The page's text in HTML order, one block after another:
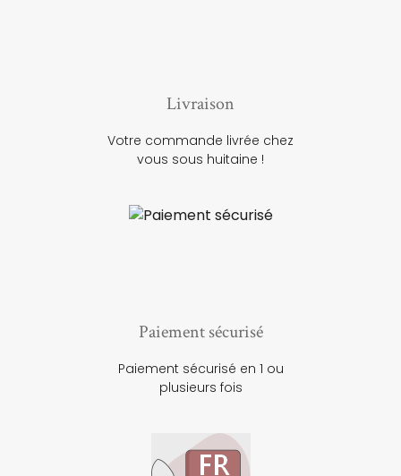
Livraison
Votre commande livrée chez
vous sous huitaine !
Paiement sécurisé
Paiement sécurisé en 1 ou
plusieurs fois